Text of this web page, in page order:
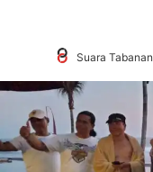
Suara Tabanan